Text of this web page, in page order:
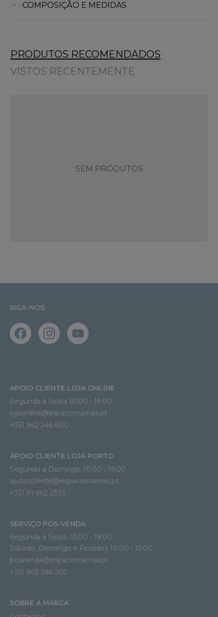
COMPOSIÇÃO E MEDIDAS
PRODUTOS RECOMENDADOS
VISTOS RECENTEMENTE
SEM PRODUTOS
SIGA-NOS
APOIO CLIENTE LOJA ONLINE
Segunda a Sexta 10:00 › 19:00
lojaonline@espacomamas.pt
+351 962 246 800
APOIO CLIENTE LOJA PORTO
Segunda a Domingo 10:00 › 19:00
apoio.cliente@espacomamas.pt
+351 91 962 2393
SERVIÇO PÓS-VENDA
Segunda a Sexta 10:00 › 19:00
Sábado, Domingo e Feriados 10:00 › 12:00
posvenda@espacomamas.pt
+351 963 396 200
SOBRE A MARCA